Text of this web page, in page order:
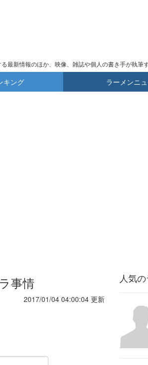
新情報のほか、映像、雑誌や個人の書き手が執筆
キング ラーメンニ
事情
2017/01/04 04:00:04 更新
人気